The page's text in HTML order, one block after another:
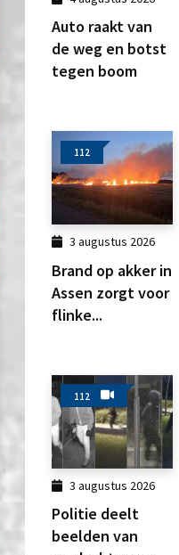
Auto raakt van
de weg en botst
tegen boom
112
3 augustus 2026
Brand op akker in
Assen zorgt voor
flinke...
112
3 augustus 2026
Politie deelt
beelden van